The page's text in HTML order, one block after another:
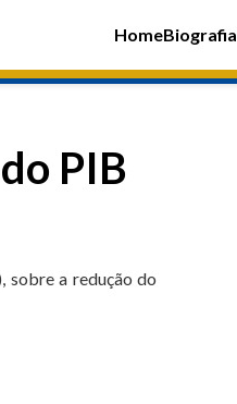
HomeBiografia
PIB
sobre a redução do